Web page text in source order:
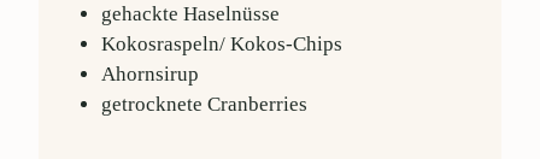
gehackte Haselnüsse
Kokosraspeln/ Kokos-Chips
Ahornsirup
getrocknete Cranberries